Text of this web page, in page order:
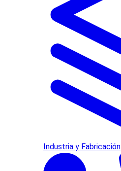
Industria y Fabricación